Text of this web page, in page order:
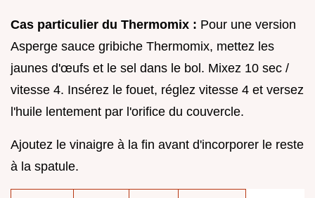
Cas particulier du Thermomix : Pour une version
Asperge sauce gribiche Thermomix, mettez les
jaunes d'œufs et le sel dans le bol. Mixez 10 sec /
vitesse 4. Insérez le fouet, réglez vitesse 4 et versez
l'huile lentement par l'orifice du couvercle.
Ajoutez le vinaigre à la fin avant d'incorporer le reste
à la spatule.